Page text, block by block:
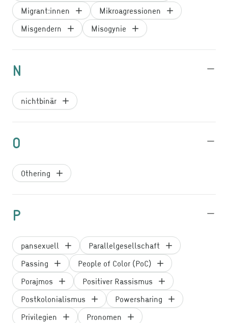
Migrant:innen
Mikroagressionen
Misgendern
Misogynie
N
nichtbinär
O
Othering
P
pansexuell
Parallelgesellschaft
Passing
People of Color (PoC)
Porajmos
Positiver Rassismus
Postkolonialismus
Powersharing
Privilegien
Pronomen